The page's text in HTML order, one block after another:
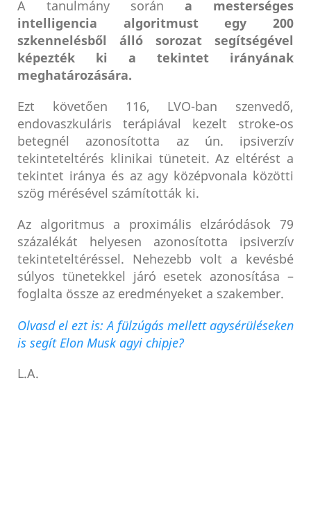
A tanulmány során a mesterséges
intelligencia algoritmust egy 200
szkennelésből álló sorozat segítségével
képezték ki a tekintet irányának
meghatározására.
Ezt követően 116, LVO-ban szenvedő,
endovaszkuláris terápiával kezelt stroke-os
betegnél azonosította az ún. ipsiverzív
tekinteteltérés klinikai tüneteit. Az eltérést a
tekintet iránya és az agy középvonala közötti
szög mérésével számították ki.
Az algoritmus a proximális elzáródások 79
százalékát helyesen azonosította ipsiverzív
tekinteteltéréssel. Nehezebb volt a kevésbé
súlyos tünetekkel járó esetek azonosítása –
foglalta össze az eredményeket a szakember.
Olvasd el ezt is: A fülzúgás mellett agysérüléseken
is segít Elon Musk agyi chipje?
L.A.